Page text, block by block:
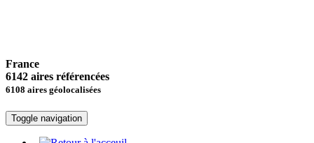
France
6142 aires référencées
6108 aires géolocalisées
Toggle navigation